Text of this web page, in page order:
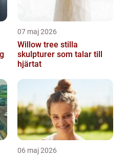
07 maj 2026
Willow tree stilla
skulpturer som talar till
hjärtat
06 maj 2026